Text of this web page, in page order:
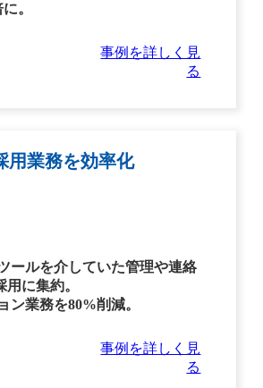
。
事例を詳しく見
る
用業務を効率化
ールを介していた管理や連絡
に集約。
ン業務を80%削減。
事例を詳しく見
る